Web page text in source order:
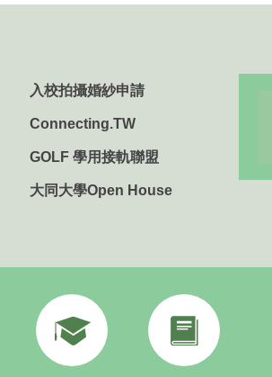
入校拍攝婚紗申請
Connecting.TW
GOLF 學用接軌聯盟
大同大學Open House